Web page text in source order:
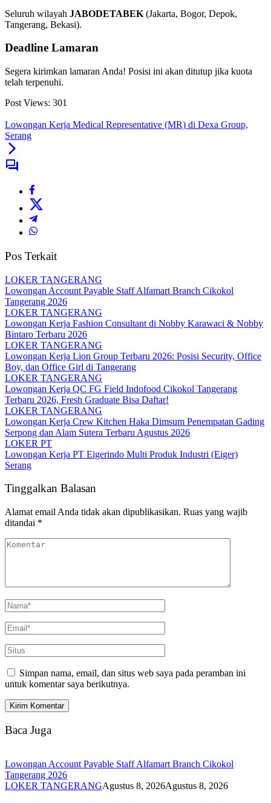
Seluruh wilayah JABODETABEK (Jakarta, Bogor, Depok,
Tangerang, Bekasi).
Deadline Lamaran
Segera kirimkan lamaran Anda! Posisi ini akan ditutup jika kuota
telah terpenuhi.
Post Views: 301
Lowongan Kerja Medical Representative (MR) di Dexa Group,
Serang
Pos Terkait
LOKER TANGERANG
Lowongan Account Payable Staff Alfamart Branch Cikokol
Tangerang 2026
LOKER TANGERANG
Lowongan Kerja Fashion Consultant di Nobby Karawaci & Nobby
Bintaro Terbaru 2026
LOKER TANGERANG
Lowongan Kerja Lion Group Terbaru 2026: Posisi Security, Office
Boy, dan Office Girl di Tangerang
LOKER TANGERANG
Lowongan Kerja QC FG Field Indofood Cikokol Tangerang
Terbaru 2026, Fresh Graduate Bisa Daftar!
LOKER TANGERANG
Lowongan Kerja Crew Kitchen Haka Dimsum Penempatan Gading
Serpong dan Alam Sutera Terbaru Agustus 2026
LOKER PT
Lowongan Kerja PT Eigerindo Multi Produk Industri (Eiger)
Serang
Tinggalkan Balasan
Alamat email Anda tidak akan dipublikasikan. Ruas yang wajib
ditandai *
Simpan nama, email, dan situs web saya pada peramban ini
untuk komentar saya berikutnya.
Baca Juga
Lowongan Account Payable Staff Alfamart Branch Cikokol
Tangerang 2026
LOKER TANGERANGAgustus 8, 2026Agustus 8, 2026